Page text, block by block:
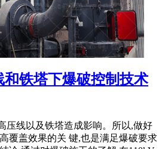
和铁塔下爆破控制技术
压线以及铁塔造成影响。所以,做好
覆盖效果的关 键,也是满足爆破要求